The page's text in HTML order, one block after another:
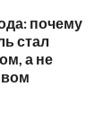
почему
стал
а не